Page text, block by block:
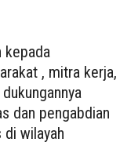
kepada
, mitra kerja,
dan pengabdian
wilayah